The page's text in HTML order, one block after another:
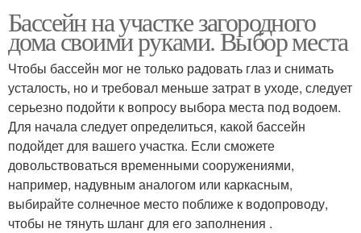
Каркасный бассейн
Бассейн на участке загородного
дома своими руками. Выбор места
Чтобы бассейн мог не только радовать глаз и снимать
усталость, но и требовал меньше затрат в уходе, следует
серьезно подойти к вопросу выбора места под водоем.
Для начала следует определиться, какой бассейн
подойдет для вашего участка. Если сможете
довольствоваться временными сооружениями,
например, надувным аналогом или каркасным,
выбирайте солнечное место поближе к водопроводу,
чтобы не тянуть шланг для его заполнения .